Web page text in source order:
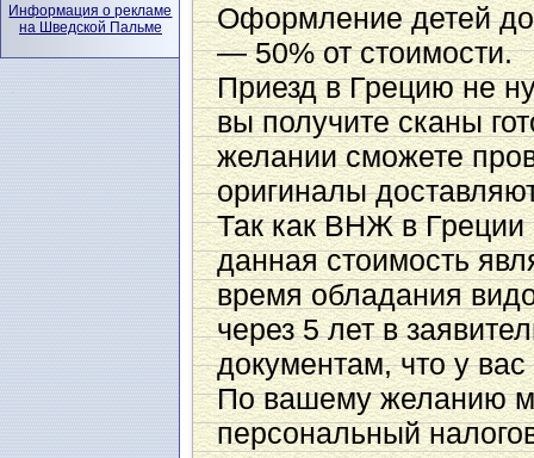
Оформление детей
— 50% от стоимости.
Приезд в Грецию не
вы получите сканы
желании сможете
оригиналы
Так как ВНЖ в Греции
данная стоимость
время обладания
через 5 лет в
документам, что у вас
По вашему желанию
персональный
Информация о рекламе
на Шведской Пальме